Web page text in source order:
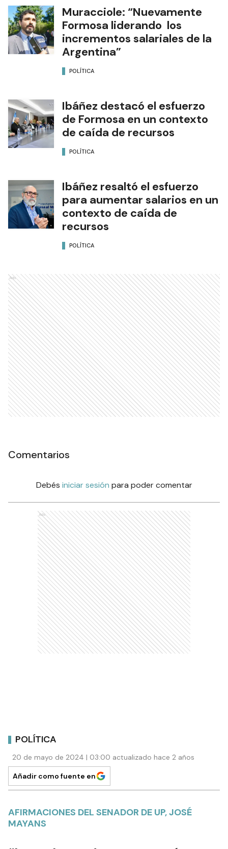
Muracciole: “Nuevamente
Formosa liderando los
incrementos salariales de la
Argentina”
POLÍTICA
Ibáñez destacó el esfuerzo
de Formosa en un contexto
de caída de recursos
POLÍTICA
Ibáñez resaltó el esfuerzo
para aumentar salarios en un
contexto de caída de
recursos
POLÍTICA
Ads
Comentarios
Debés iniciar sesión para poder comentar
Ads
POLÍTICA
20 de mayo de 2024 | 03:00 actualizado hace 2 años
Añadir como fuente en
AFIRMACIONES DEL SENADOR DE UP, JOSÉ
MAYANS